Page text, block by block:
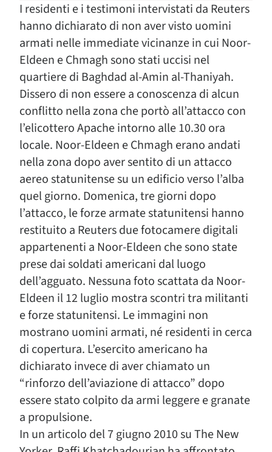
I residenti e i testimoni intervistati da Reuters
hanno dichiarato di non aver visto uomini
armati nelle immediate vicinanze in cui Noor-
Eldeen e Chmagh sono stati uccisi nel
quartiere di Baghdad al-Amin al-Thaniyah.
Dissero di non essere a conoscenza di alcun
conflitto nella zona che portò all’attacco con
l’elicottero Apache intorno alle 10.30 ora
locale. Noor-Eldeen e Chmagh erano andati
nella zona dopo aver sentito di un attacco
aereo statunitense su un edificio verso l’alba
quel giorno. Domenica, tre giorni dopo
l’attacco, le forze armate statunitensi hanno
restituito a Reuters due fotocamere digitali
appartenenti a Noor-Eldeen che sono state
prese dai soldati americani dal luogo
dell’agguato. Nessuna foto scattata da Noor-
Eldeen il 12 luglio mostra scontri tra militanti
e forze statunitensi. Le immagini non
mostrano uomini armati, né residenti in cerca
di copertura. L’esercito americano ha
dichiarato invece di aver chiamato un
“rinforzo dell’aviazione di attacco” dopo
essere stato colpito da armi leggere e granate
a propulsione.
In un articolo del 7 giugno 2010 su The New